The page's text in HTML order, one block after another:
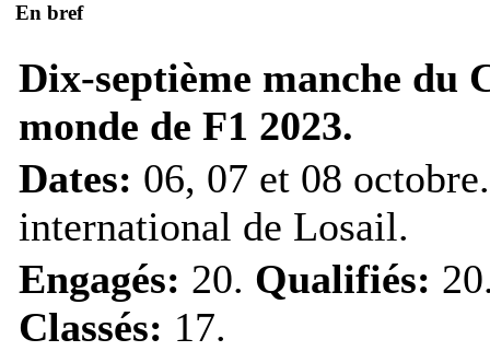
En bref
Dix-septième manche du
monde de F1 2023.
Dates: 06, 07 et 08
international de Losail.
Engagés: 20. Qualifiés:
Classés: 17.